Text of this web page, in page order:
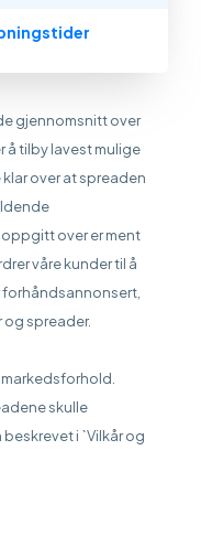
gjennomsnitt over
å tilby lavest mulige
over at spreaden
over er ment
våre kunder til å
spreader.
skulle
i `Vilkår og